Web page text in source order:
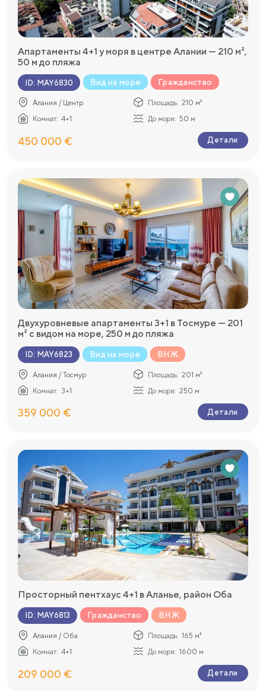
Апартаменты 4+1 у моря в центре Алании — 210 м²,
50 м до пляжа
ID: MAY6830 Вид на море Гражданство
Алания / Центр Площадь: 210 м²
Комнат: 4+1 До моря: 50 м
450 000 € Детали
Двухуровневые апартаменты 3+1 в Тосмуре — 201
м² с видом на море, 250 м до пляжа
ID: MAY6823 Вид на море ВНЖ
Алания / Тосмур Площадь: 201 м²
Комнат: 3+1 До моря: 250 м
359 000 € Детали
Просторный пентхаус 4+1 в Аланье, район Оба
ID: MAY6813 Гражданство ВНЖ
Алания / Оба Площадь: 165 м²
Комнат: 4+1 До моря: 1600 м
209 000 € Детали